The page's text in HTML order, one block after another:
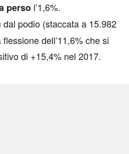
perso l’1,6%.
dal podio (staccata a 15.982
dell’11,6% che si
di +15,4% nel 2017.